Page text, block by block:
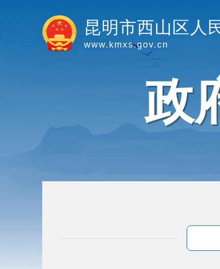
昆明市西山区人
www.kmxs.gov.cn
政